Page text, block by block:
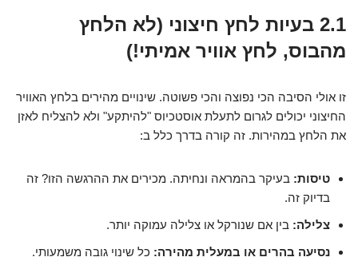
2.1 בעיות לחץ חיצוני (לא הלחץ
מהבוס, לחץ אוויר אמיתי!)
זו אולי הסיבה הכי נפוצה והכי פשוטה. שינויים מהירים בלחץ האוויר
החיצוני יכולים לגרום לתעלת אוסטכיוס "להיתקע" ולא להצליח לאזן
את הלחץ במהירות. זה קורה בדרך כלל ב:
טיסות: בעיקר בהמראה ונחיתה. מכירים את ההרגשה הזו? זה
בדיוק זה.
צלילה: בין אם שנורקל או צלילה עמוקה יותר.
נסיעה בהרים או במעלית מהירה: כל שינוי גובה משמעותי.